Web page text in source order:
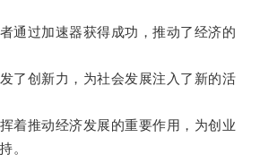
过加速器获得成功，推动了经济的
创新力，为社会发展注入了新的活
推动经济发展的重要作用，为创业
。